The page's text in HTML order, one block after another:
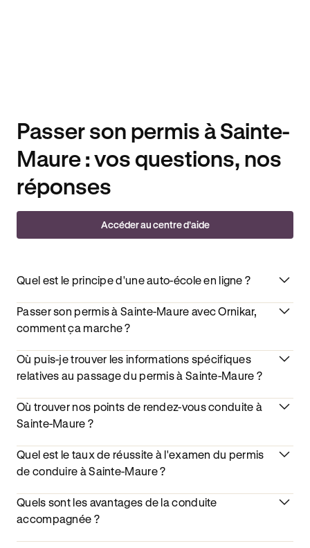
Passer son permis à Sainte-
Maure : vos questions, nos
réponses
Accéder au centre d’aide
Quel est le principe d'une auto-école en ligne ?
Passer son permis à Sainte-Maure avec Ornikar,
comment ça marche ?
Où puis-je trouver les informations spécifiques
relatives au passage du permis à Sainte-Maure ?
Où trouver nos points de rendez-vous conduite à
Sainte-Maure ?
Quel est le taux de réussite à l'examen du permis
de conduire à Sainte-Maure ?
Quels sont les avantages de la conduite
accompagnée ?